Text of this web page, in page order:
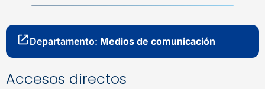
Departamento: Medios de comunicación
Accesos directos